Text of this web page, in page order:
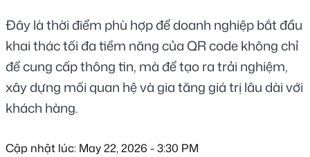
Đây là thời điểm phù hợp để doanh nghiệp bắt đầu
khai thác tối đa tiềm năng của QR code không chỉ
để cung cấp thông tin, mà để tạo ra trải nghiệm,
xây dựng mối quan hệ và gia tăng giá trị lâu dài với
khách hàng.
Cập nhật lúc: May 22, 2026 - 3:30 PM